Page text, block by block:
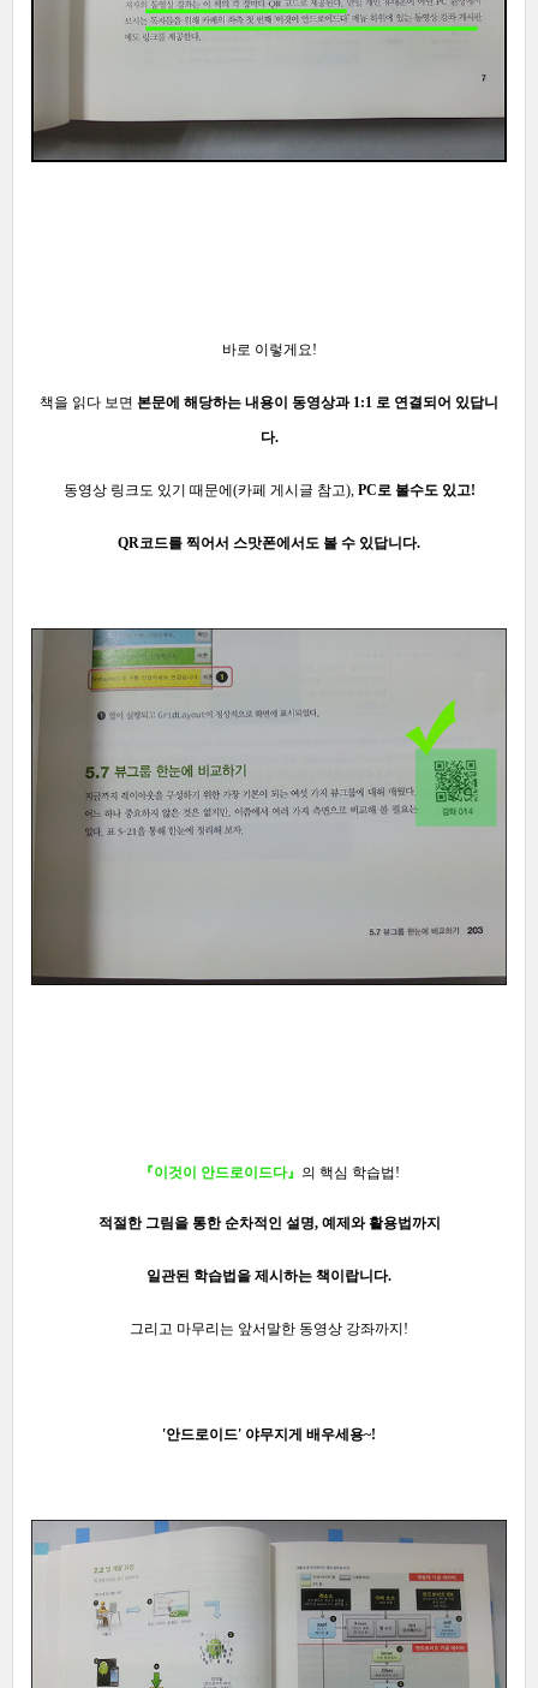
바로 이렇게요!
책을 읽다 보면 본문에 해당하는 내용이 동영상과 1:1 로 연결되어 있답니
다.
동영상 링크도 있기 때문에(카페 게시글 참고), PC로 볼수도 있고!
QR코드를 찍어서 스맛폰에서도 볼 수 있답니다.
『이것이 안드로이드다』 의 핵심 학습법 !
적절한 그림을 통한 순차적인 설명, 예제와 활용법까지
일관된 학습법을 제시 하는 책이랍니다.
그리고 마무리는 앞서말한 동영상 강좌까지!
'안드로이드' 야무지게 배우세용~!